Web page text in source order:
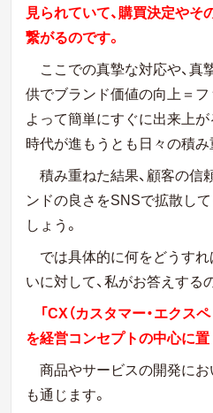
見られていて、購買決定や
繋がるのです。
ここでの真摯な対応や、
供でブランド価値の向上＝フ
よって簡単にすぐに出来上が
時代が進もうとも日々の積み
積み重ねた結果、顧客の信
ンドの良さをSNSで拡散し
しょう。
では具体的に何をどうすれ
いに対して、私がお答えする
「CX（カスタマー・エクス
を経営コンセプトの中心に置
商品やサービスの開発に
も通じます。